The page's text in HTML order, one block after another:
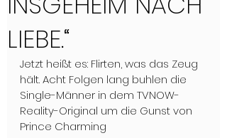
LIEBE.“
Jetzt heißt es: Flirten, was das Zeug
hält. Acht Folgen lang buhlen die
Single-Männer in dem TVNOW-
Reality-Original um die Gunst von
Prince Charming